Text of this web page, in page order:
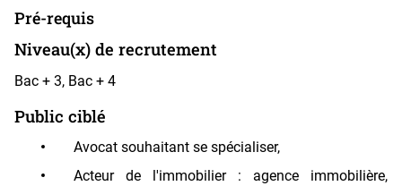
Pré-requis
Niveau(x) de recrutement
Bac + 3, Bac + 4
Public ciblé
Avocat souhaitant se spécialiser,
Acteur de l'immobilier : agence immobilière,